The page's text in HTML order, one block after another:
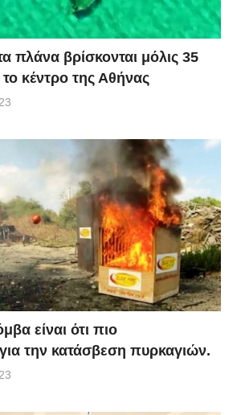
πλάνα βρίσκονται μόλις 35
κέντρο της Αθήνας
είναι ότι πιο
την κατάσβεση πυρκαγιών.